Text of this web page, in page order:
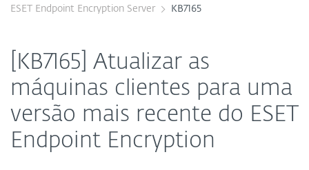
ESET Endpoint Encryption Server
KB7165
[KB7165] Atualizar as
máquinas clientes para uma
versão mais recente do ESET
Endpoint Encryption